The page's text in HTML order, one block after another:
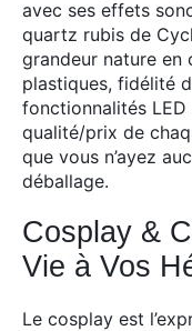
avec ses effets
quartz rubis de
grandeur nature en
plastiques, fidélité
fonctionnalités
qualité/prix de
que vous n’ayez
déballage.
Cosplay &
Vie à Vos
Le cosplay est